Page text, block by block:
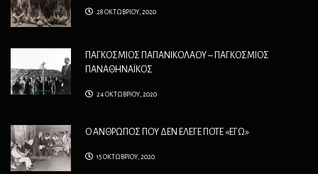
28 ΟΚΤΩΒΡΙΟΥ, 2020
ΠΑΓΚΟΣΜΙΟΣ ΠΑΠΑΝΙΚΟΛΑΟΥ – ΠΑΓΚΟΣΜΙΟΣ
ΠΑΝΑΘΗΝΑΪΚΟΣ
24 ΟΚΤΩΒΡΙΟΥ, 2020
Ο ΑΝΘΡΩΠΟΣ ΠΟΥ ΔΕΝ ΕΛΕΓΕ ΠΟΤΕ «ΕΓΩ»
15 ΟΚΤΩΒΡΙΟΥ, 2020